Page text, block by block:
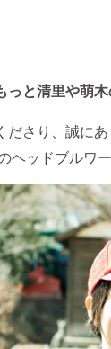
っと清里や萌
さり、誠に
ヘッドブルワ